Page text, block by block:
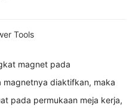
Tools
magnet pada
diaktifkan, maka
pada permukaan meja kerja,